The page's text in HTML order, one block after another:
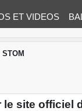
ET VIDEOS
STOM
site officiel